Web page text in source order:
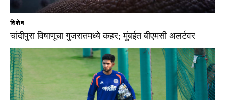
विशेष
चांदीपुरा विषाणूचा गुजरातमध्ये कहर; मुंबईत बीएमसी अलर्टवर